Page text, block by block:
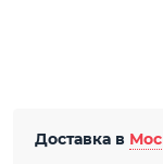
Доставка в